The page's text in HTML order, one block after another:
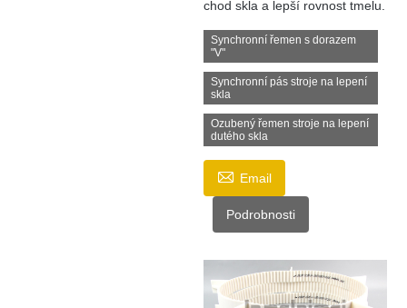
chod skla a lepší rovnost tmelu.
Synchronní řemen s dorazem
"V"
Synchronní pás stroje na lepení
skla
Ozubený řemen stroje na lepení
dutého skla
 Email
Podrobnosti